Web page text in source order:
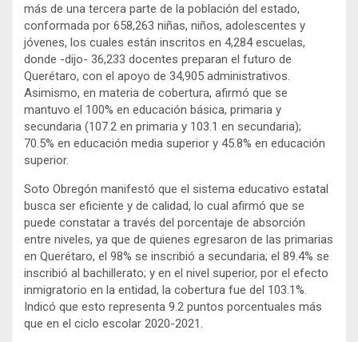
más de una tercera parte de la población del estado,
conformada por 658,263 niñas, niños, adolescentes y
jóvenes, los cuales están inscritos en 4,284 escuelas,
donde -dijo- 36,233 docentes preparan el futuro de
Querétaro, con el apoyo de 34,905 administrativos.
Asimismo, en materia de cobertura, afirmó que se
mantuvo el 100% en educación básica, primaria y
secundaria (107.2 en primaria y 103.1 en secundaria);
70.5% en educación media superior y 45.8% en educación
superior.
Soto Obregón manifestó que el sistema educativo estatal
busca ser eficiente y de calidad, lo cual afirmó que se
puede constatar a través del porcentaje de absorción
entre niveles, ya que de quienes egresaron de las primarias
en Querétaro, el 98% se inscribió a secundaria; el 89.4% se
inscribió al bachillerato; y en el nivel superior, por el efecto
inmigratorio en la entidad, la cobertura fue del 103.1%.
Indicó que esto representa 9.2 puntos porcentuales más
que en el ciclo escolar 2020-2021.